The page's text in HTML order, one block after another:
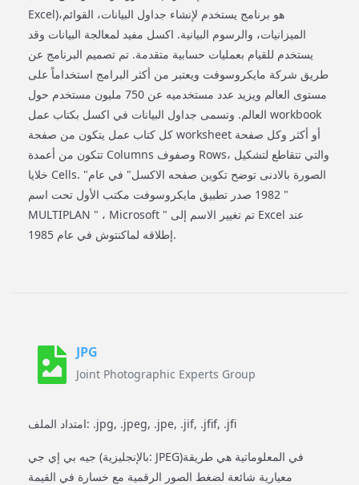
Excel)‏ هو برنامج يستخدم لإنشاء جداول البيانات، القوائم،
الميزانيات، والرسوم البيانية. اكسل مفيد لمعالجة البيانات وقد
يستخدم للقيام بعمليات حسابية متقدمة. تم تصميم البرنامج عن
طريق شركة مايكروسوفت ويعتبر من أكثر البرامج استخداماً على
مستوى العالم ويزيد عدد مستخدميه عن 750 مليون مستخدم حول
العالم. وتسمى جداول البيانات في اكسل بكتاب عمل workbook
كل كتاب عمل يتكون من صفحة worksheet أو أكثر وكل صفحة
تتكون من أعمدة Columns وصفوف Rows، والتي تتقاطع لتشكيل
خلايا Cells. "الصورة بالادنى توضح تكوين صفحه الاكسل" في عام
1982 صدر تطبيق مايكروسوفت مكتب الأول تحت اسم "
MULTIPLAN " ، Microsoft " تم تغيير الاسم إلى Excel عند
إطلاقه لماكنتوش في عام 1985.
JPG
Joint Photographic Experts Group
امتداد الملف: .jpg, .jpeg, .jpe, .jif, .jfif, .jfi
جيه بي إي جي (بالإنجليزية: JPEG)‏ في المعلوماتية هي طريقة
معيارية شائعة لضغط الصور الرقمية مع خسارة في القيمة